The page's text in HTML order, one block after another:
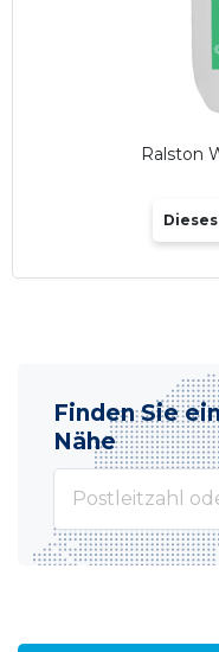
Ralston
Finden Sie
Nähe